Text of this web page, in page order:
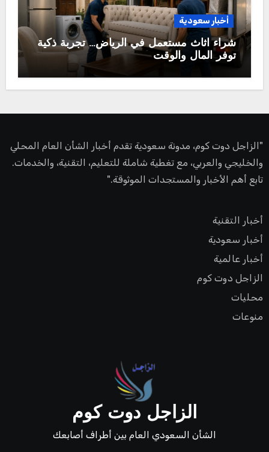
أخبار سعودية
شراء اثاث مستعمل في الرياض… تجربة ذكية
توفر المال والوقت
"الزاجل دوت كوم، مدونة سعودية تقدم أخبار الشأن العام المحلي
والخليجي والعربي، مع تغطية شاملة للتعليم، التقنية، والخدمات.
تابع أهم الأخبار والمستجدات الموثوقة."
أخبار التقنية
أخبار سعودية
أخبار عالمية
الزاجل دوت كوم
محليات
منوعات
الزاجل دوت كوم
الشأن السعودي العام بين أطراف أصابعك